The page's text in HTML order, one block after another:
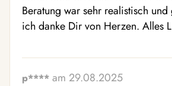
Beratung war sehr realistisch
ich danke Dir von Herzen. Alles
p**** am 29.08.2025